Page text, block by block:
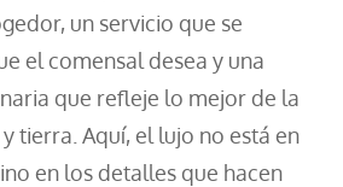
un servicio que se
el comensal desea y una
que refleje lo mejor de la
tierra. Aquí, el lujo no está en
en los detalles que hacen